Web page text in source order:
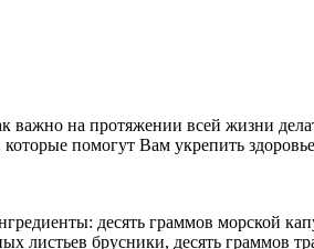
важно на протяжении всей жизни
помогут Вам укрепить
десять граммов морской
листьев брусники, десять граммов